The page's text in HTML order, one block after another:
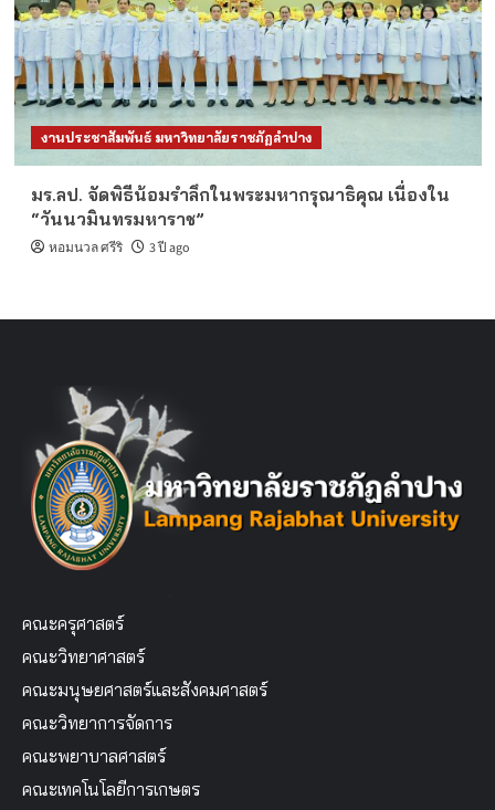
งานประชาสัมพันธ์ มหาวิทยาลัยราชภัฏลำปาง
มร.ลป. จัดพิธีน้อมรำลึกในพระมหากรุณาธิคุณ เนื่องใน
“วันนวมินทรมหาราช”
หอมนวล ศรีริ 3 ปี ago
คณะครุศาสตร์
คณะวิทยาศาสตร์
คณะมนุษยศาสตร์และสังคมศาสตร์
คณะวิทยาการจัดการ
คณะพยาบาลศาสตร์
คณะเทคโนโลยีการเกษตร